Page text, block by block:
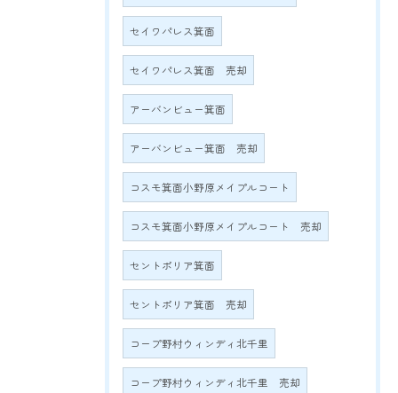
セイワパレス箕面
セイワパレス箕面 売却
アーバンビュー箕面
アーバンビュー箕面 売却
コスモ箕面小野原メイプルコート
コスモ箕面小野原メイプルコート 売却
セントポリア箕面
セントポリア箕面 売却
コープ野村ウィンディ北千里
コープ野村ウィンディ北千里 売却